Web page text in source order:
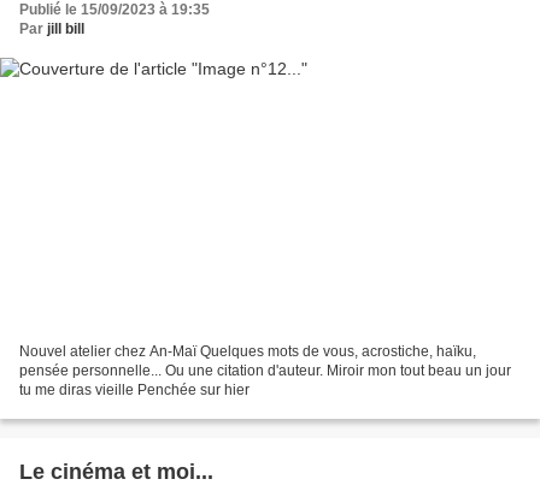
Publié le 15/09/2023 à 19:35
Par jill bill
Nouvel atelier chez An-Maï Quelques mots de vous, acrostiche, haïku,
pensée personnelle... Ou une citation d'auteur. Miroir mon tout beau un jour
tu me diras vieille Penchée sur hier
Le cinéma et moi...